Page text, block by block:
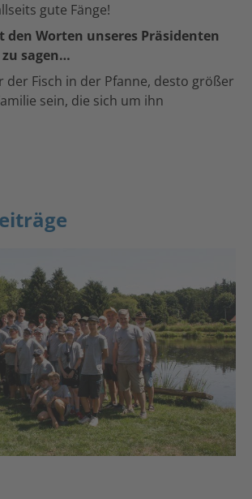
gute Fänge!
den Worten unseres Präsidenten
sagen…
der Fisch in der Pfanne, desto größer
sein, die sich um ihn